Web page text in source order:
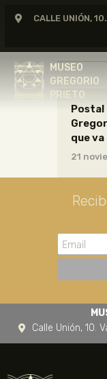
CALLE UNIÓN,
MUSEO
GREGORIO
PRIETO
MUSEO
Postal
que
21
Calle Unión, 10.